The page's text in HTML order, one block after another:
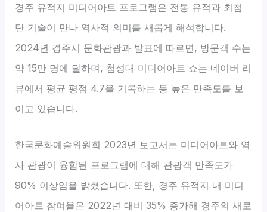
경주 유적지 미디어아트 프로그램은 전통 유적과 최첨
단 기술이 만나 역사적 의미를 새롭게 해석합니다.
2024년 경주시 문화관광과 발표에 따르면, 방문객 수는
약 15만 명에 달하며, 첨성대 미디어아트 쇼는 네이버 리
뷰에서 평균 평점 4.7을 기록하는 등 높은 만족도를 보
이고 있습니다.
한국문화예술위원회 2023년 보고서는 미디어아트와 역
사 관광이 융합된 프로그램에 대해 관광객 만족도가
90% 이상임을 밝혔습니다. 또한, 경주 유적지 내 미디
어아트 참여율은 2022년 대비 35% 증가해 경주의 새로